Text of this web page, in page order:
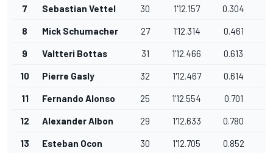
7 Sebastian Vettel 30 1'12.157 0.304
8 Mick Schumacher 27 1'12.314 0.461
9 Valtteri Bottas 31 1'12.466 0.613
10 Pierre Gasly 32 1'12.467 0.614
11 Fernando Alonso 25 1'12.554 0.701
12 Alexander Albon 29 1'12.633 0.780
13 Esteban Ocon 30 1'12.705 0.852